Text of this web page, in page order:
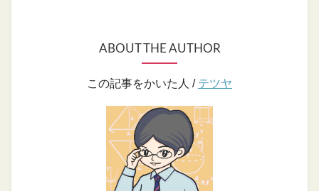
ABOUT THE AUTHOR
この記事をかいた人 / テツヤ